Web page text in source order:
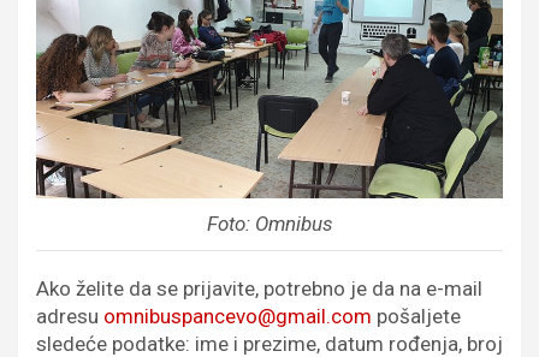
Foto: Omnibus
Ako želite da se prijavite, potrebno je da na e-mail
adresu omnibuspancevo@gmail.com pošaljete
sledeće podatke: ime i prezime, datum rođenja, broj